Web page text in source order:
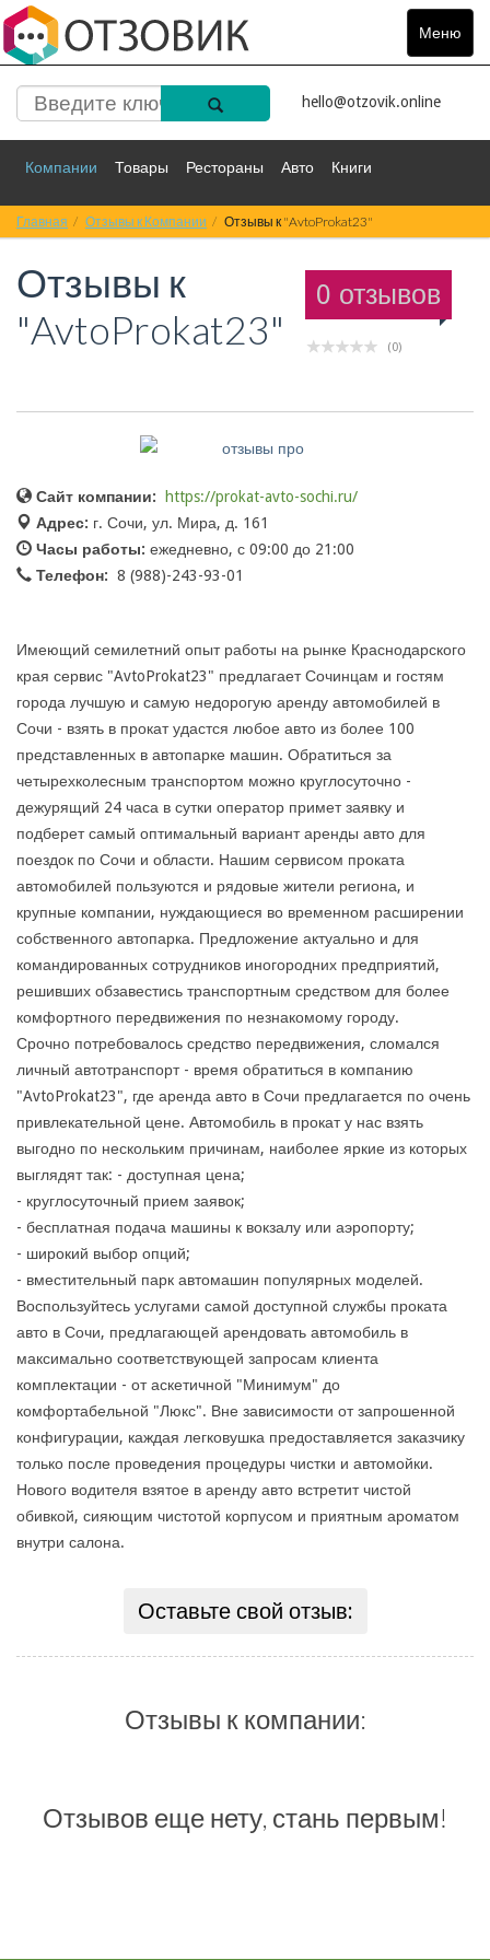
Меню
Toggle
hello@otzovik.online
Компании Товары Рестораны Авто Книги
Спорт Фильмы Деньги Путешествия
Красота Здоровье
Главная Отзывы к Компании Отзывы к "AvtoProkat23"
0 отзывов
(0)
Отзывы к
"AvtoProkat23"
Сайт компании:
https://prokat-avto-sochi.ru/
Адрес: г. Сочи, ул. Мира, д. 161
Часы работы: ежедневно, с 09:00 до 21:00
Телефон: 8 (988)-243-93-01
Имеющий семилетний опыт работы на рынке Краснодарского
края сервис "AvtoProkat23" предлагает Сочинцам и гостям
города лучшую и самую недорогую аренду автомобилей в
Сочи - взять в прокат удастся любое авто из более 100
представленных в автопарке машин. Обратиться за
четырехколесным транспортом можно круглосуточно -
дежурящий 24 часа в сутки оператор примет заявку и
подберет самый оптимальный вариант аренды авто для
поездок по Сочи и области. Нашим сервисом проката
автомобилей пользуются и рядовые жители региона, и
крупные компании, нуждающиеся во временном расширении
собственного автопарка. Предложение актуально и для
командированных сотрудников иногородних предприятий,
решивших обзавестись транспортным средством для более
комфортного передвижения по незнакомому городу.
Срочно потребовалось средство передвижения, сломался
личный автотранспорт - время обратиться в компанию
"AvtoProkat23", где аренда авто в Сочи предлагается по очень
привлекательной цене. Автомобиль в прокат у нас взять
выгодно по нескольким причинам, наиболее яркие из которых
выглядят так: - доступная цена;
- круглосуточный прием заявок;
- бесплатная подача машины к вокзалу или аэропорту;
- широкий выбор опций;
- вместительный парк автомашин популярных моделей.
Воспользуйтесь услугами самой доступной службы проката
авто в Сочи, предлагающей арендовать автомобиль в
максимально соответствующей запросам клиента
комплектации - от аскетичной "Минимум" до
комфортабельной "Люкс". Вне зависимости от запрошенной
конфигурации, каждая легковушка предоставляется заказчику
только после проведения процедуры чистки и автомойки.
Нового водителя взятое в аренду авто встретит чистой
обивкой, сияющим чистотой корпусом и приятным ароматом
внутри салона.
Оставьте свой отзыв:
Отзывы к компании:
Отзывов еще нету, стань первым!